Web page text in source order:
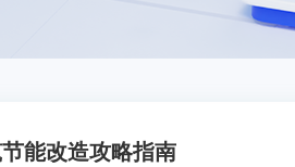
能改造攻略指南